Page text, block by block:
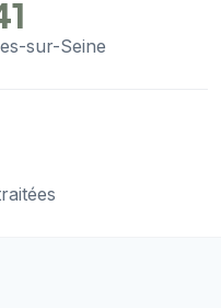
sur-Seine